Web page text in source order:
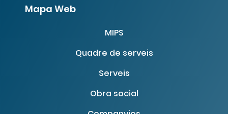
Mapa Web
MIPS
Quadre de serveis
Serveis
Obra social